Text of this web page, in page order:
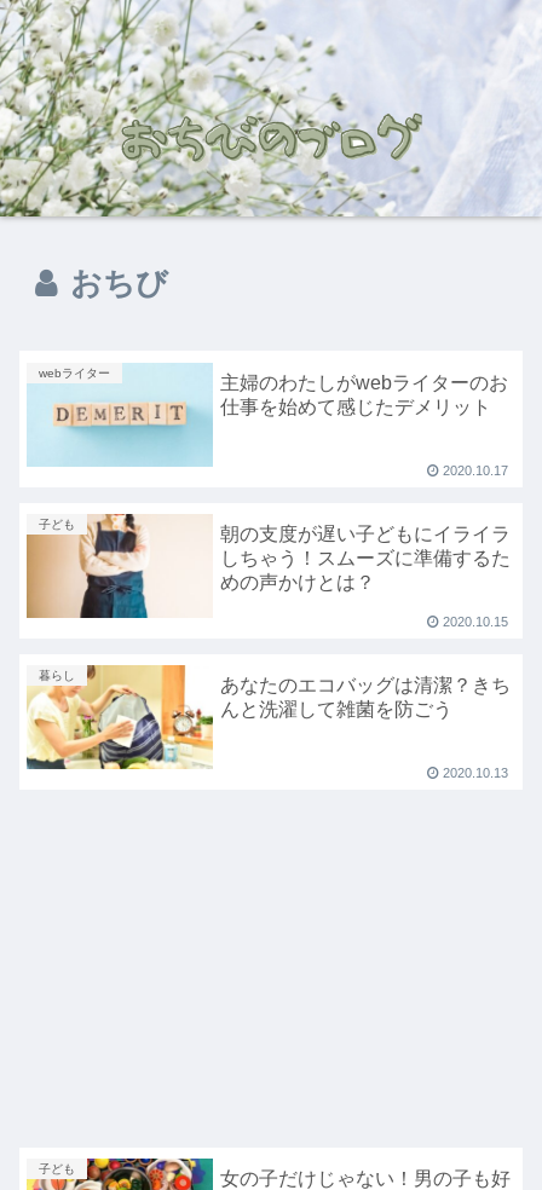
おちび
webライター
主婦のわたしがwebライターのお
仕事を始めて感じたデメリット
2020.10.17
子ども
朝の支度が遅い子どもにイライラ
しちゃう！スムーズに準備するた
めの声かけとは？
2020.10.15
暮らし
あなたのエコバッグは清潔？きち
んと洗濯して雑菌を防ごう
2020.10.13
子ども
女の子だけじゃない！男の子も好